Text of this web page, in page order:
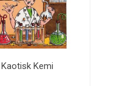
Kaotisk Kemi